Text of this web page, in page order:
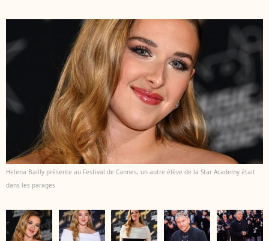
Helena Bailly présente au Festival de Cannes, un autre élève de la Star Academy était
dans les parages